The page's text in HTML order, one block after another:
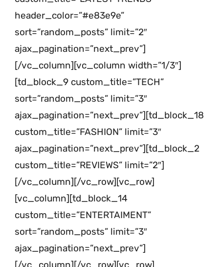
header_color=”#e83e9e”
sort=”random_posts” limit=”2″
ajax_pagination=”next_prev”]
[/vc_column][vc_column width=”1/3″]
[td_block_9 custom_title=”TECH”
sort=”random_posts” limit=”3″
ajax_pagination=”next_prev”][td_block_18
custom_title=”FASHION” limit=”3″
ajax_pagination=”next_prev”][td_block_2
custom_title=”REVIEWS” limit=”2″]
[/vc_column][/vc_row][vc_row]
[vc_column][td_block_14
custom_title=”ENTERTAIMENT”
sort=”random_posts” limit=”3″
ajax_pagination=”next_prev”]